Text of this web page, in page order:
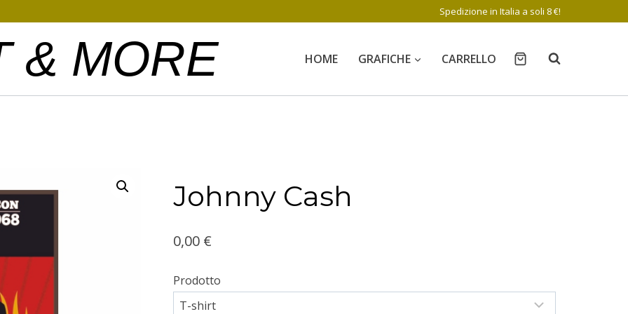
Spedizione in Italia a soli 8 €!
& MORE HOME GRAFICHE CARRELLO
Johnny Cash
0,00 €
Prodotto